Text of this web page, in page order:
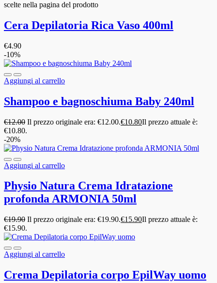
scelte nella pagina del prodotto
Cera Depilatoria Rica Vaso 400ml
€4.90
-10%
Aggiungi al carrello
Shampoo e bagnoschiuma Baby 240ml
€12.00 Il prezzo originale era: €12.00.€10.80Il prezzo attuale è:
€10.80.
-20%
Aggiungi al carrello
Physio Natura Crema Idratazione
profonda ARMONIA 50ml
€19.90 Il prezzo originale era: €19.90.€15.90Il prezzo attuale è:
€15.90.
Aggiungi al carrello
Crema Depilatoria corpo EpilWay uomo